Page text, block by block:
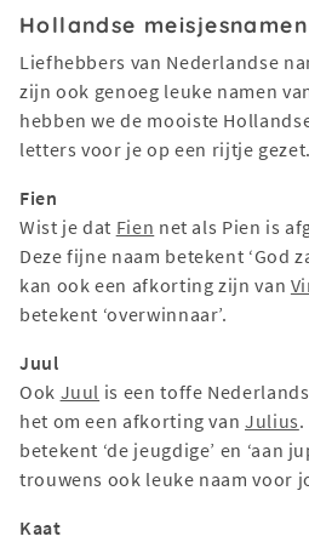
Hollandse
Liefhebbers van Nederlandse
zijn ook genoeg leuke namen
hebben we de mooiste
letters voor je op een rijtje gezet.
Fien
Wist je dat Fien net als Pien is
Deze fijne naam betekent ‘God
kan ook een afkorting zijn van
betekent ‘overwinnaar’.
Juul
Ook Juul is een toffe
het om een afkorting van Julius
betekent ‘de jeugdige’ en ‘aan
trouwens ook leuke naam voor
Kaat